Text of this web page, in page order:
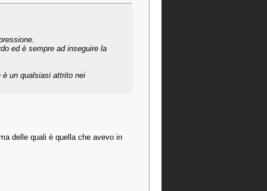
ed è sempre ad inseguire la
un qualsiasi attrito nei
delle quali è quella che avevo in